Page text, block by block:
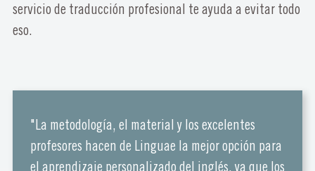
servicio de traducción profesional te ayuda a evitar todo
eso.
"La metodología, el material y los excelentes
profesores hacen de Linguae la mejor opción para
el aprendizaje personalizado del inglés, ya que los